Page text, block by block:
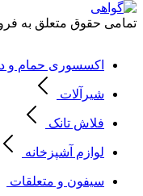
تمامی حقوق متعلق به
اکسسوری حمام و
شیرآلات
فلاش تانک
لوازم آشپزخانه
سیفون و متعلقات